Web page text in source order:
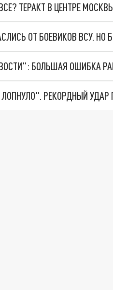
ТЕРАКТ В ЦЕНТРЕ
ОТ БОЕВИКОВ ВСУ.